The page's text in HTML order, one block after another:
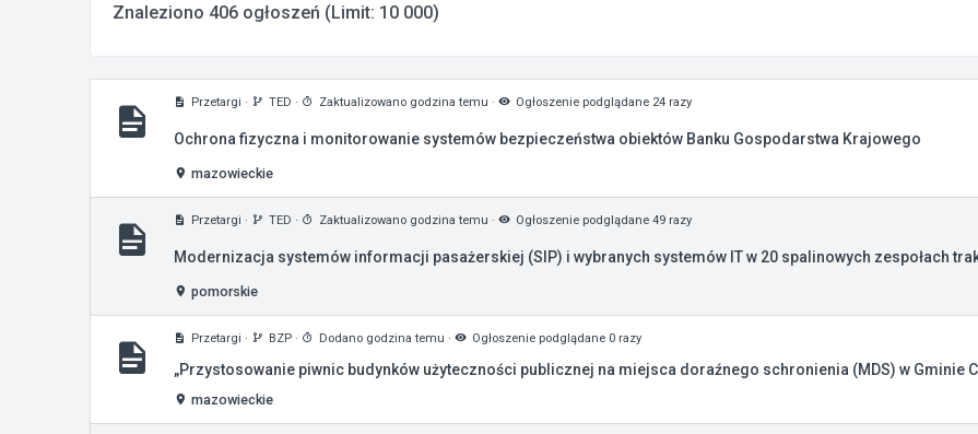
Znaleziono 406 ogłoszeń (Limit: 10 000)
Przetargi · TED · Zaktualizowano godzina temu · Ogłoszenie podglądane 24 razy
Ochrona fizyczna i monitorowanie systemów bezpieczeństwa obiektów Banku Gospodarstwa Krajowego
mazowieckie
Przetargi · TED · Zaktualizowano godzina temu · Ogłoszenie podglądane 49 razy
Modernizacja systemów informacji pasażerskiej (SIP) i wybranych systemów IT w 20 spalinowych zespołach
pomorskie
Przetargi · BZP · Dodano godzina temu · Ogłoszenie podglądane 0 razy
„Przystosowanie piwnic budynków użyteczności publicznej na miejsca doraźnego schronienia (MDS) w Gminie
mazowieckie